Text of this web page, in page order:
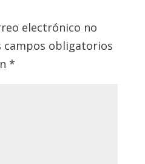
electrónico no
campos obligatorios
*